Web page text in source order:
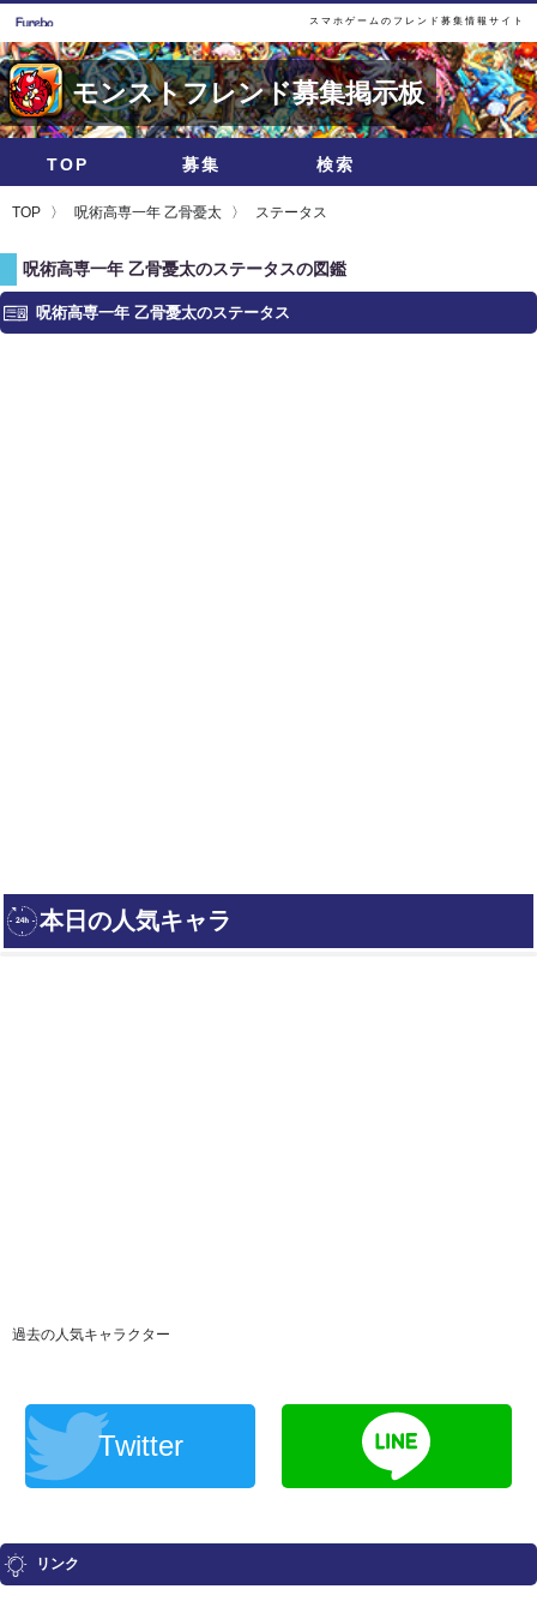
スマホゲームのフレンド募集情報サイト
モンストフレンド募集掲示板
TOP 募集 検索
TOP 呪術高専一年 乙骨憂太 ステータス
呪術高専一年 乙骨憂太のステータスの図鑑
呪術高専一年 乙骨憂太のステータス
過去の人気キャラクター
Twitter
リンク